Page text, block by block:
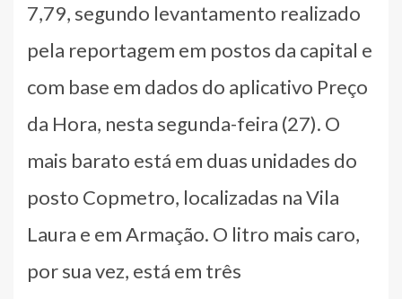
7,79, segundo levantamento realizado
pela reportagem em postos da capital e
com base em dados do aplicativo Preço
da Hora, nesta segunda-feira (27). O
mais barato está em duas unidades do
posto Copmetro, localizadas na Vila
Laura e em Armação. O litro mais caro,
por sua vez, está em três